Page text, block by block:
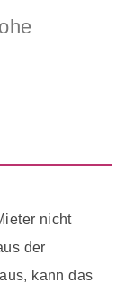
nicht
der
kann das